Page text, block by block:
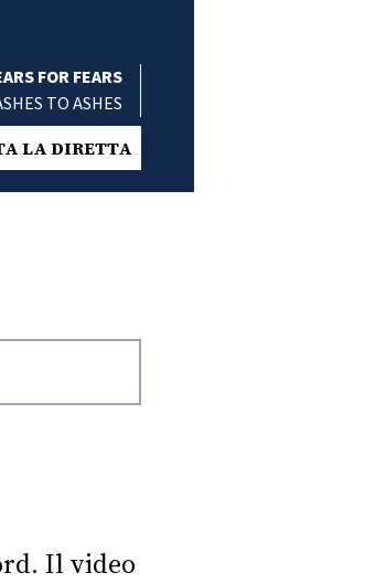
FOR FEARS
TO ASHES
LA DIRETTA
Il video